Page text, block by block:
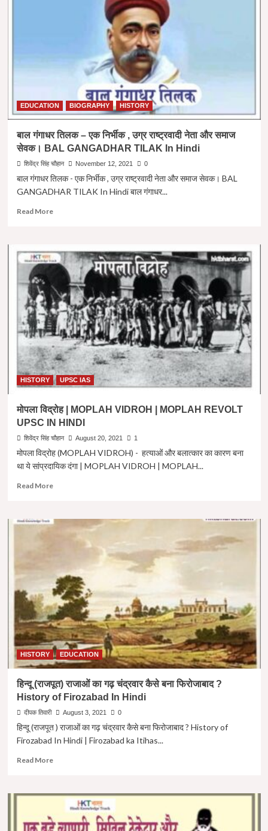
of
Indian
Navy
In
Hindi
|
Important
1
EDUCATION BIOGRAPHY HISTORY
बाल गंगाधर तिलक – एक निर्भीक , उग्र राष्ट्रवादी नेता और समाज
सेवक। BAL GANGADHAR TILAK In Hindi
शिवेंद्र सिंह चौहान November 12, 2021 0
बाल गंगाधर तिलक - एक निर्भीक , उग्र राष्ट्रवादी नेता और समाज सेवक। BAL
GANGADHAR TILAK In Hindi बाल गंगाधर...
Read MoreRead
गंगाधर
तिलक
एक
निर्भीक
,
उग्र
राष्ट्रवादी
नेता
और
समाज
सेवक।
GANGADHAR
TILAK
In
Hindi
HISTORY UPSC IAS
मोपला विद्रोह | MOPLAH VIDROH | MOPLAH REVOLT
UPSC IN HINDI
शिवेंद्र सिंह चौहान August 20, 2021 1
मोपला विद्रोह (MOPLAH VIDROH) - हत्याओं और बलात्कार का कारण बना
था ये सांप्रदायिक दंगा | MOPLAH VIDROH | MOPLAH...
Read MoreRead
मोपला
विद्रोह
MOPLAH
REVOLT
UPSC
IN
HINDI
HISTORY EDUCATION
हिन्दू (राजपूत) राजाओं का गढ़ चंद्रवार कैसे बना फिरोजाबाद ?
History of Firozabad In Hindi
दीपक तिवारी August 3, 2021 0
हिन्दू (राजपूत ) राजाओं का गढ़ चंद्रवार कैसे बना फिरोजाबाद ? History of
Firozabad In Hindi | Firozabad ka Itihas...
Read MoreRead
हिन्दू
राजाओं
का